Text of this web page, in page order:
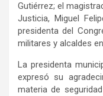
Gutiérrez; el
Justicia, Miguel
presidenta del
militares y alcaldes
La presidenta
expresó su
materia de